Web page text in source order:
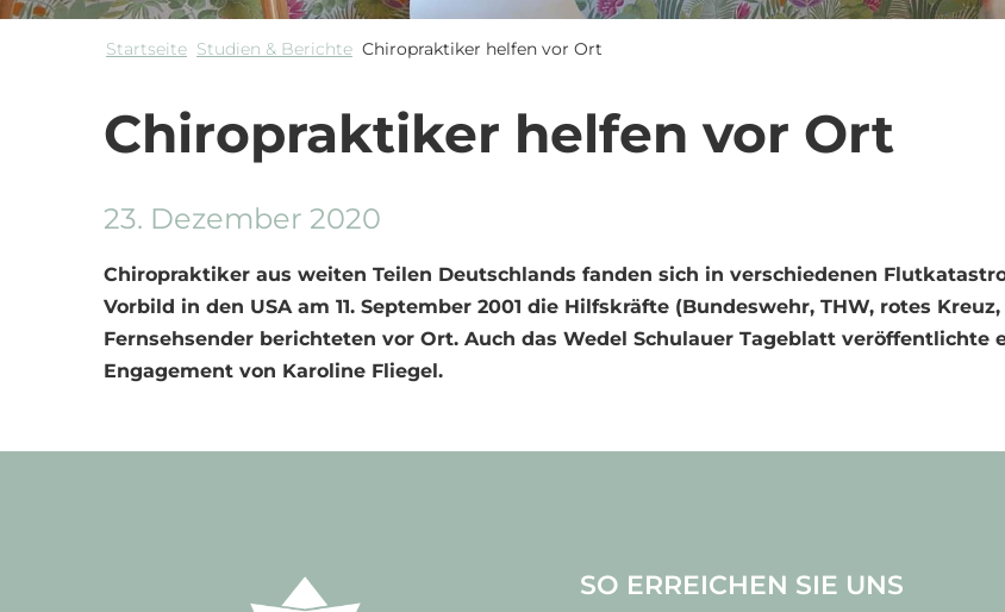
Startseite Studien & Berichte Chiropraktiker helfen vor Ort
Chiropraktiker helfen vor Ort
23. Dezember 2020
Chiropraktiker aus weiten Teilen Deutschlands fanden sich in verschiedenen
Vorbild in den USA am 11. September 2001 die Hilfskräfte (Bundeswehr, THW, rotes
Fernsehsender berichteten vor Ort. Auch das Wedel Schulauer Tageblatt veröffentlichte
Engagement von Karoline Fliegel.
SO ERREICHEN SIE UNS